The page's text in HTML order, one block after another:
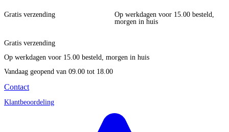
Gratis verzending
Op werkdagen voor 15.00 besteld,
morgen in huis
Gratis verzending
Op werkdagen voor 15.00 besteld, morgen in huis
Vandaag geopend van 09.00 tot 18.00
Contact
Klantbeoordeling